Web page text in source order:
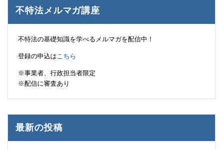
不特法メルマガ講座
不特法の基礎知識を学べるメルマガを配信中！
登録の申込は こちら
※事業者、行政担当者限定
※配信に審査あり
最新の投稿